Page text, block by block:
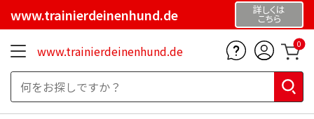
www.trainierdeinenhund.de 詳しくは
こちら
www.trainierdeinenhund.de 0